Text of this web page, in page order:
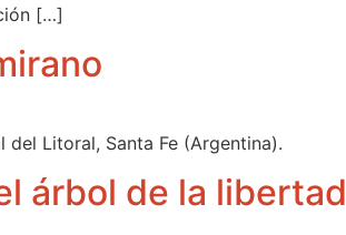
[…]
Litoral, Santa Fe (Argentina).
árbol de la libertad